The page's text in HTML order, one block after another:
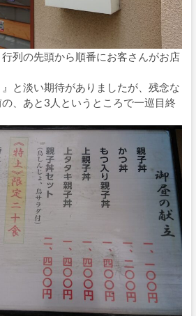
列の先頭から順番にお客さんがお店
』と淡い期待がありましたが、残念な
、あと3人というところで一巡目終